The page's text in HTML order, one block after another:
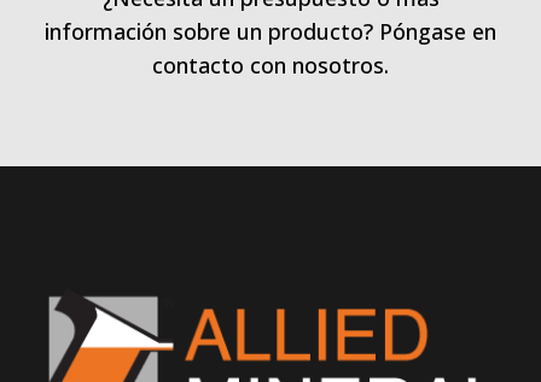
información sobre un producto? Póngase en
contacto con nosotros.